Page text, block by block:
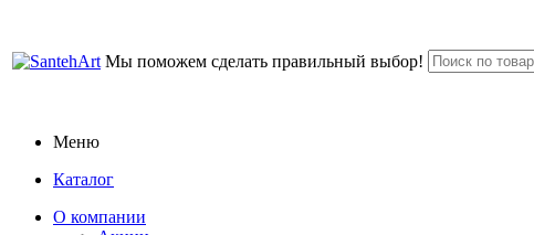
Мы поможем сделать правильный выбор!
Меню
Каталог
О компании